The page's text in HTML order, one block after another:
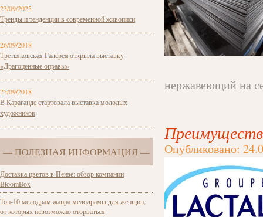
23/09/2025
Тренды и тенденции в современной живописи
26/09/2018
Третьяковская Галерея открыла выставку
«Драгоценные оправы»
25/09/2018
В Караганде стартовала выставка молодых
художников
— ПОЛЕЗНАЯ ИНФОРМАЦИЯ —
Доставка цветов в Пензе: обзор компании
BloomBox
Топ-10 мелодрам жанра мелодрамы для женщин,
от которых невозможно оторваться
нержавеющий на
Опубликовано: